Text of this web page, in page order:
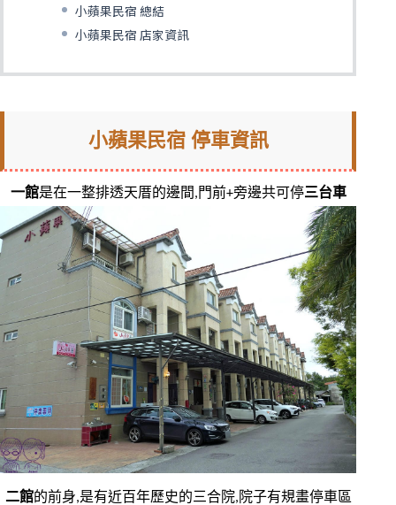
小蘋果民宿 總結
小蘋果民宿 店家資訊
小蘋果民宿 停車資訊
一館是在一整排透天厝的邊間,門前+旁邊共可停三台車
二館的前身,是有近百年歷史的三合院,院子有規畫停車區